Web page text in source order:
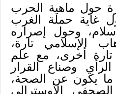
حول ماهية الحرب
غاية حملة الغرب
وحول إصراره
الإسلامي تارة،
تارة أخرى، مع علم
وصناع القرار
ما يكون عن الصحة،
الأوسترالي